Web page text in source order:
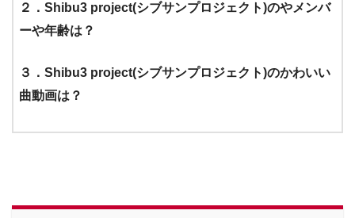
２．Shibu3 project(シブサンプロジェクト)のやメンバ
ーや年齢は？
３．Shibu3 project(シブサンプロジェクト)のかわいい
曲動画は？